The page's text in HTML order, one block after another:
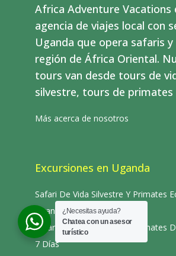
Africa Adventure Vacations
agencia de viajes local con
Uganda que opera safaris
región de África Oriental.
tours van desde tours de
silvestre, tours de primates
Más acerca de nosotros
Excursiones en Uganda
Safari De Vida Silvestre Y Primates
Uganda De 8 Días
Safari De Vida Silvestre Y Primates
7 Días
¿Necesitas ayuda?
Chatea con un asesor
turístico